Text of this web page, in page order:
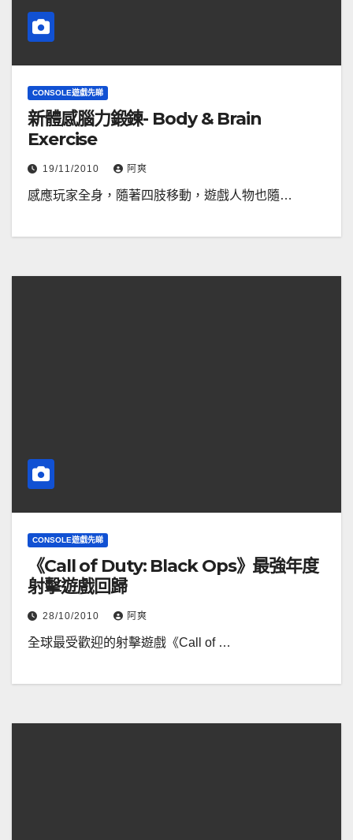
CONSOLE遊戲先睇
新體感腦力鍛鍊- Body & Brain
Exercise
19/11/2010 阿爽
感應玩家全身，隨著四肢移動，遊戲人物也隨…
CONSOLE遊戲先睇
《Call of Duty: Black Ops》最強年度
射擊遊戲回歸
28/10/2010 阿爽
全球最受歡迎的射擊遊戲《Call of …